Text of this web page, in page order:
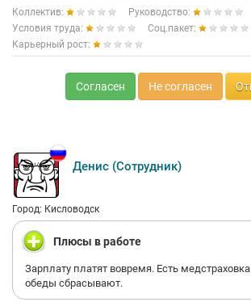
Коллектив:
Руководство:
Условия труда:
Соц.пакет:
Карьерный рост:
Согласен Не согласен
Денис (Сотрудник)
Город: Кисловодск
Плюсы в работе
Зарплату платят вовремя. Есть
обеды сбрасывают.